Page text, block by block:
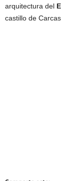
arquitectura del
castillo de